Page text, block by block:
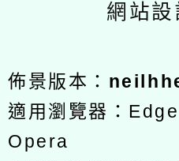
網站
佈景版本：
適用瀏覽器：
Opera